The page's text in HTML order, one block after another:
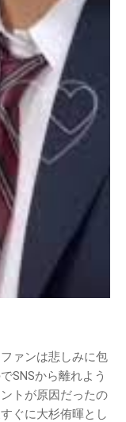
ァンは悲しみに包
SNSから離れよう
トが原因だったの
ぐに大杉侑暉とし